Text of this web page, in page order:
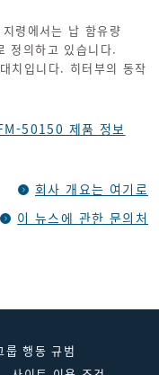
령에서는 납 함유량
의하고 있습니다.
치입니다. 히터부의 동작
50150 제품 정보
회사 개요는 여기로
이 뉴스에 관한 문의처
룹 행동 규범